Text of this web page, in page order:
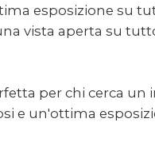
esposizione su
vista aperta su
per chi cerca
e un'ottima